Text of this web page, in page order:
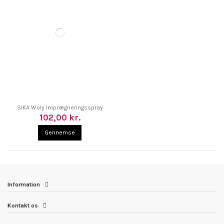
SIKA Woly Imprægneringsspray
102,00 kr.
Gennemse
Information
Kontakt os